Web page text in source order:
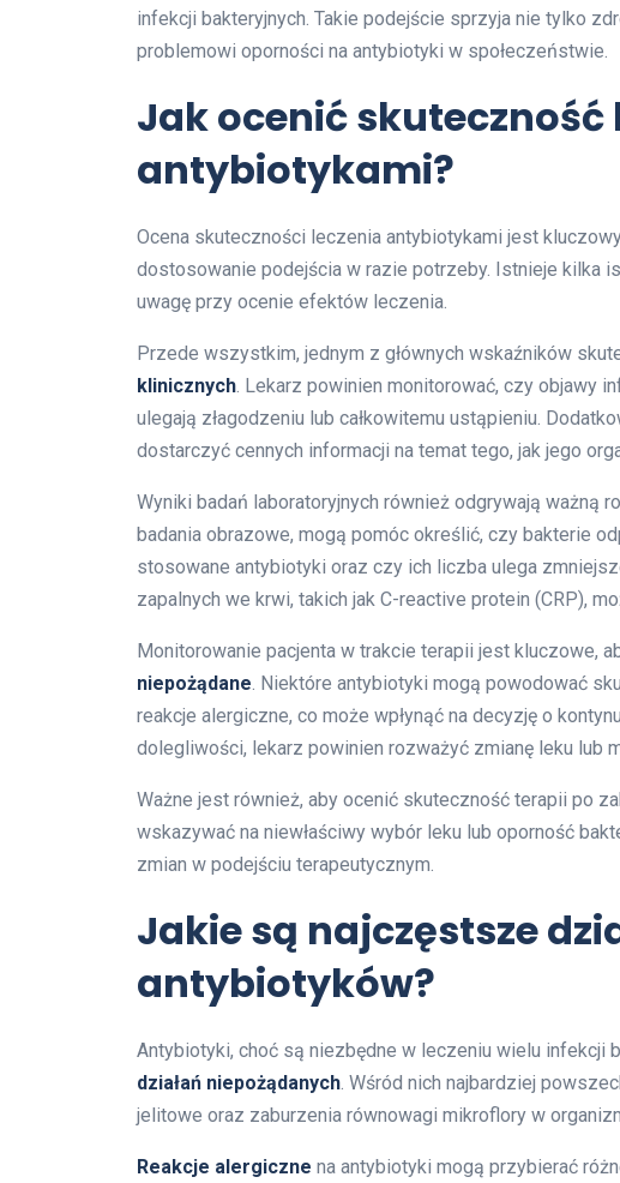
infekcji bakteryjnych. Takie podejście sprzyja nie tylko
problemowi oporności na antybiotyki w społeczeństwie.
Jak ocenić skuteczność
antybiotykami?
Ocena skuteczności leczenia antybiotykami jest
dostosowanie podejścia w razie potrzeby. Istnieje kilka
uwagę przy ocenie efektów leczenia.
Przede wszystkim, jednym z głównych wskaźników
klinicznych. Lekarz powinien monitorować, czy objawy
ulegają złagodzeniu lub całkowitemu ustąpieniu.
dostarczyć cennych informacji na temat tego, jak jego
Wyniki badań laboratoryjnych również odgrywają ważną
badania obrazowe, mogą pomóc określić, czy bakterie
stosowane antybiotyki oraz czy ich liczba ulega
zapalnych we krwi, takich jak C-reactive protein (CRP),
Monitorowanie pacjenta w trakcie terapii jest kluczowe,
niepożądane. Niektóre antybiotyki mogą powodować
reakcje alergiczne, co może wpłynąć na decyzję o
dolegliwości, lekarz powinien rozważyć zmianę leku lub
Ważne jest również, aby ocenić skuteczność terapii po
wskazywać na niewłaściwy wybór leku lub oporność
zmian w podejściu terapeutycznym.
Jakie są najczęstsze
antybiotyków?
Antybiotyki, choć są niezbędne w leczeniu wielu infekcji
działań niepożądanych. Wśród nich najbardziej
jelitowe oraz zaburzenia równowagi mikroflory w
Reakcje alergiczne na antybiotyki mogą przybierać